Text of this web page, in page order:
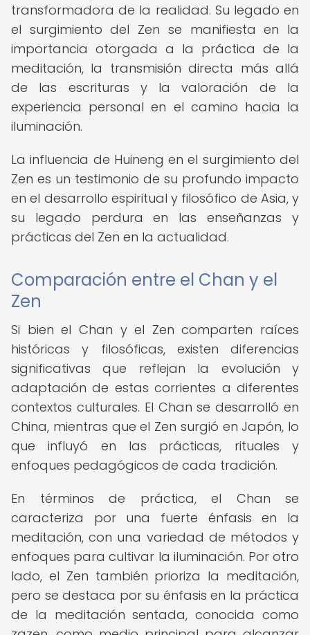
transformadora de la realidad. Su legado en
el surgimiento del Zen se manifiesta en la
importancia otorgada a la práctica de la
meditación, la transmisión directa más allá
de las escrituras y la valoración de la
experiencia personal en el camino hacia la
iluminación.
La influencia de Huineng en el surgimiento del
Zen es un testimonio de su profundo impacto
en el desarrollo espiritual y filosófico de Asia, y
su legado perdura en las enseñanzas y
prácticas del Zen en la actualidad.
Comparación entre el Chan y el
Zen
Si bien el Chan y el Zen comparten raíces
históricas y filosóficas, existen diferencias
significativas que reflejan la evolución y
adaptación de estas corrientes a diferentes
contextos culturales. El Chan se desarrolló en
China, mientras que el Zen surgió en Japón, lo
que influyó en las prácticas, rituales y
enfoques pedagógicos de cada tradición.
En términos de práctica, el Chan se
caracteriza por una fuerte énfasis en la
meditación, con una variedad de métodos y
enfoques para cultivar la iluminación. Por otro
lado, el Zen también prioriza la meditación,
pero se destaca por su énfasis en la práctica
de la meditación sentada, conocida como